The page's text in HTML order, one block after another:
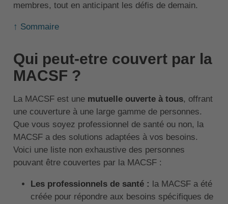
membres, tout en anticipant les défis de demain.
↑ Sommaire
Qui peut-etre couvert par la
MACSF ?
La MACSF est une mutuelle ouverte à tous, offrant
une couverture à une large gamme de personnes.
Que vous soyez professionnel de santé ou non, la
MACSF a des solutions adaptées à vos besoins.
Voici une liste non exhaustive des personnes
pouvant être couvertes par la MACSF :
Les professionnels de santé :
la MACSF a été
créée pour répondre aux besoins spécifiques de